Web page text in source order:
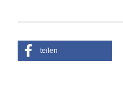
teilen